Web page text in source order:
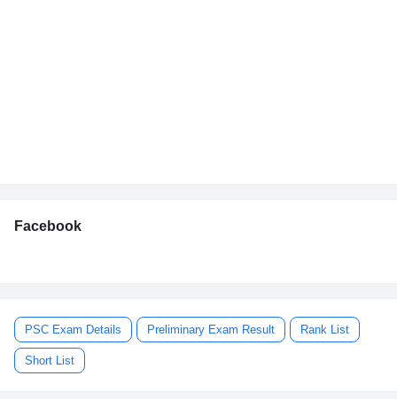
Facebook
PSC Exam Details Preliminary Exam Result Rank List
Short List